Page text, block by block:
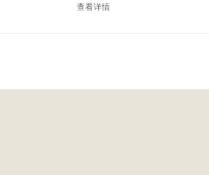
查看详情